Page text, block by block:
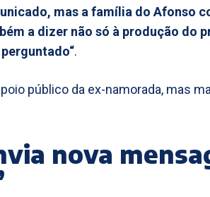
mas a família do Afonso
a dizer não só à produção do
.
público da ex-namorada, mas
nova